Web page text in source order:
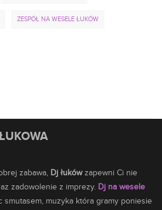
ZESPÓŁ NA WESELE ŁUKÓW
zabawa, Dj łukówzapewni Ci nie
zadowolenie z imprezy. Dj na wesele
smutasem, muzyka która gramy poniesie